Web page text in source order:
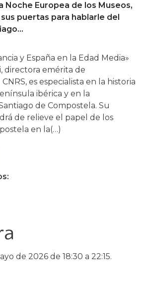
Noche Europea de los Museos,
puertas para hablarle del
y España en la Edad Media»
directora emérita de
es especialista en la historia
ibérica y en la
de Compostela. Su
de relieve el papel de los
en la(…)
de 2026 de 18:30 a 22:15.